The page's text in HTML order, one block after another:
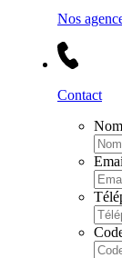
Nos
Contact
Nom